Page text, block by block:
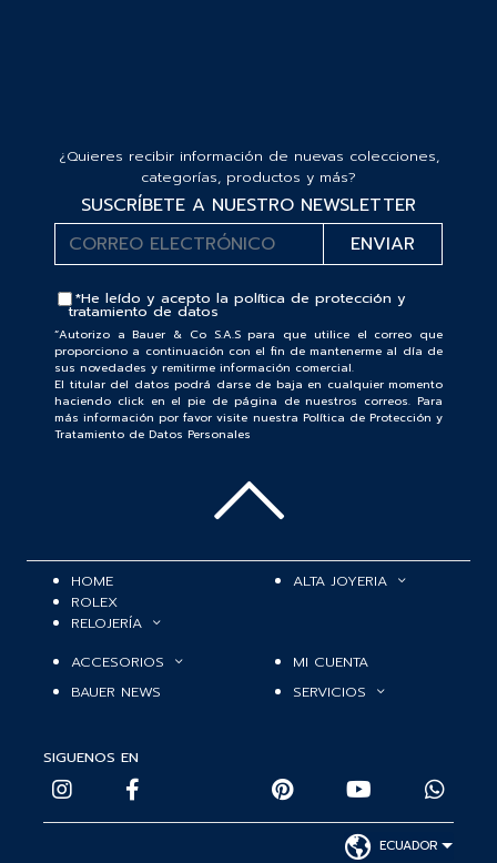
¿Quieres recibir información de nuevas colecciones,
categorías, productos y más?
SUSCRÍBETE A NUESTRO NEWSLETTER
*He leído y acepto la política de protección y
tratamiento de datos
“Autorizo a Bauer & Co S.A.S para que utilice el correo que
proporciono a continuación con el fin de mantenerme al día de
sus novedades y remitirme información comercial.
El titular del datos podrá darse de baja en cualquier momento
haciendo click en el pie de página de nuestros correos. Para
más información por favor visite nuestra Política de Protección y
Tratamiento de Datos Personales
HOME
ROLEX
RELOJERÍA
ALTA JOYERIA
ACCESORIOS
BAUER NEWS
MI CUENTA
SERVICIOS
SIGUENOS EN
ECUADOR